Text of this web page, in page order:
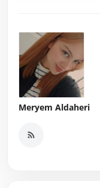
Meryem Aldaheri